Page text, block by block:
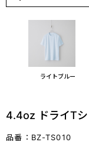
ライトブルー
4.4oz ドライT
品番：BZ-TS010